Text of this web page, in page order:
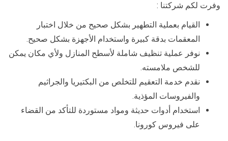
وفرت لكم شركتنا :
القيام بعملية التطهير بشكل صحيح من خلال اختبار
المعقمات بدقة كبيرة واستخدام الأجهزة بشكل صحيح.
نوفر عملية تنظيف شاملة لأسطح المنازل ولأي مكان يمكن
للشخص ملامسته.
نقدم خدمة التعقيم للتخلص من البكتيريا والجراثيم
والفيروسات المؤذية.
استخدام أدوات حديثة ومواد مستوردة للتأكد من القضاء
على فيروس كورونا.